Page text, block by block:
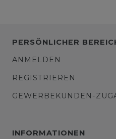
PERSÖNLICHER
ANMELDEN
REGISTRIEREN
GEWERBEKUNDEN-
INFORMATIONEN